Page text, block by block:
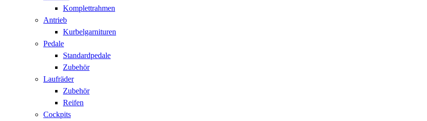
Komplettrahmen
Antrieb
Kurbelgarnituren
Pedale
Standardpedale
Zubehör
Laufräder
Zubehör
Reifen
Cockpits